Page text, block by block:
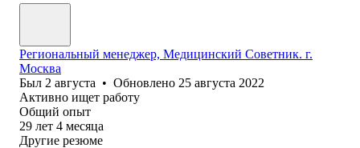
Региональный менеджер, Медицинский Советник. г.
Москва
Был 2 августа • Обновлено 25 августа 2022
Активно ищет работу
Общий опыт
29 лет 4 месяца
Другие резюме